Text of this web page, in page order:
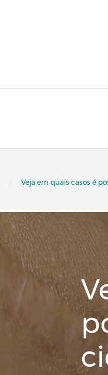
Veja em quais casos é